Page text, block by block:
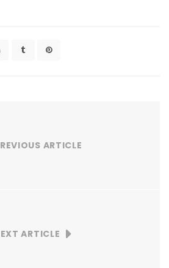
ARTICLE
ARTICLE